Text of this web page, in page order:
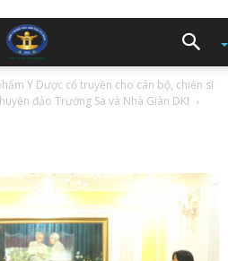
Y Dược cổ truyền cho cán bộ, chiến sĩ
đảo Trường Sa và Nhà Giàn DKI